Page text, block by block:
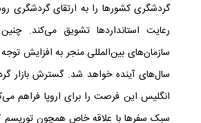
گردشگری کشورها را به ارتقای گردشگری
رعایت استانداردها تشویق می‌کند.
سازمان‌های بین‌المللی منجر به افزایش
سال‌های آینده خواهد شد. گسترش بازار
انگلیس این فرصت را برای اروپا فراهم
سبک سفرها با علاقه خاص همچون توریسم